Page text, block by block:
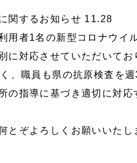
関するお知らせ 11.28
用者1名の新型コロナウイ
に対応させていただいてお
、職員も県の抗原検査を
の指導に基づき適切に対
とぞよろしくお願いいたし